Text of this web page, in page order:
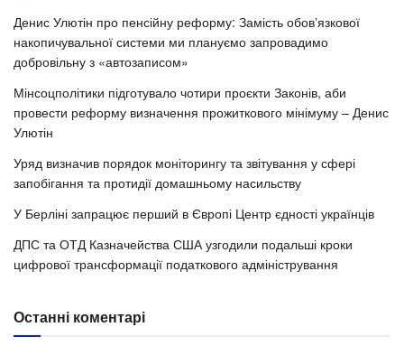
Денис Улютін про пенсійну реформу: Замість обовʼязкової
накопичувальної системи ми плануємо запровадимо
добровільну з «автозаписом»
Мінсоцполітики підготувало чотири проєкти Законів, аби
провести реформу визначення прожиткового мінімуму – Денис
Улютін
Уряд визначив порядок моніторингу та звітування у сфері
запобігання та протидії домашньому насильству
У Берліні запрацює перший в Європі Центр єдності українців
ДПС та ОТД Казначейства США узгодили подальші кроки
цифрової трансформації податкового адміністрування
Останні коментарі